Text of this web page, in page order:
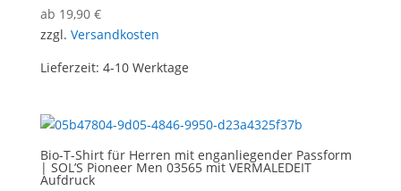
ab 19,90 €
zzgl. Versandkosten
Lieferzeit: 4-10 Werktage
Bio-T-Shirt für Herren mit enganliegender Passform
| SOL’S Pioneer Men 03565 mit VERMALEDEIT
Aufdruck